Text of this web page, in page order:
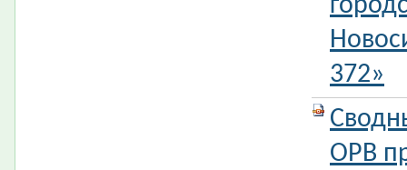
372»
ОРВ